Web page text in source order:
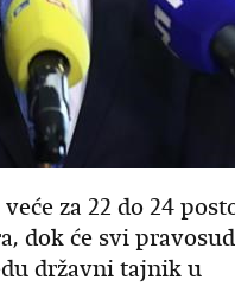
za 22 do 24
dok će svi
državni tajnik u